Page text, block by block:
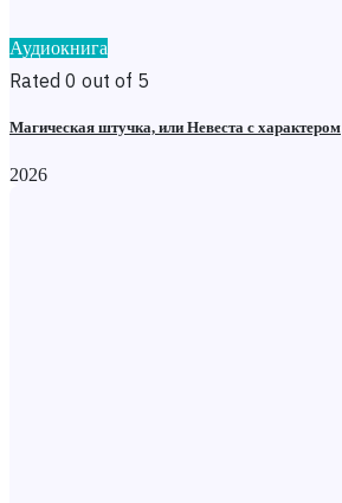
Аудиокнига
Rated 0 out of 5
Магическая штучка, или Невеста с характером
2026